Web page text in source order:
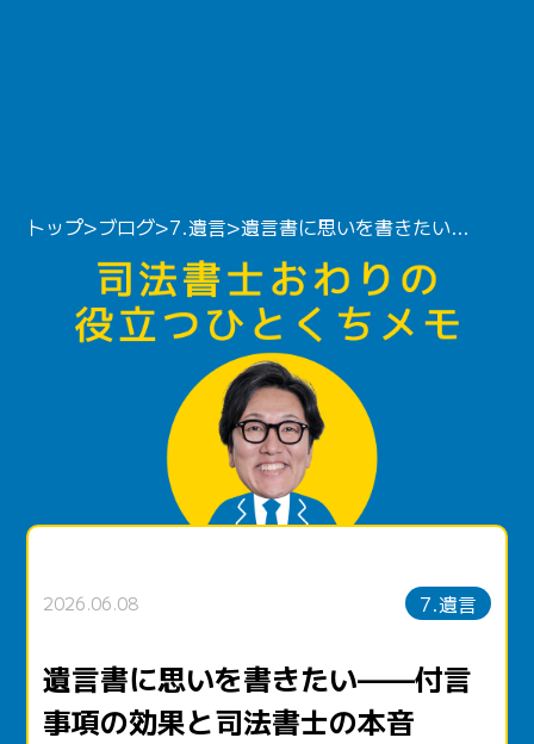
トップ>ブログ>7.遺言> 遺言書に思いを書きたい——付言事項の効果と司法書士の本音
2026.06.08 7.遺言
遺言書に思いを書きたい——付言
事項の効果と司法書士の本音